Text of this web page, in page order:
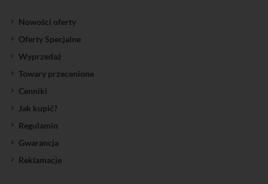
Nowości oferty
Oferty Specjalne
Wyprzedaż
Towary przecenione
Cenniki
Jak kupić?
Regulamin
Gwarancja
Reklamacje